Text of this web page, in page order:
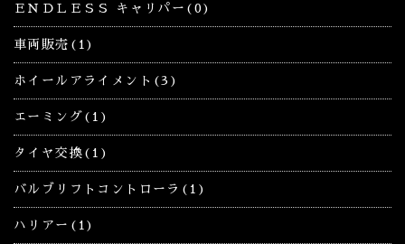
ＥＮＤＬＥＳＳ キャリパー(0)
車両販売(1)
ホイールアライメント(3)
エーミング(1)
タイヤ交換(1)
バルブリフトコントローラ(1)
ハリアー(1)